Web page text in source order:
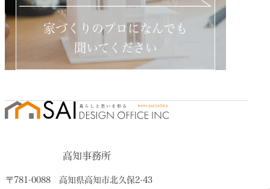
家づくりのプロになんでも
聞いてください
高知事務所
〒781-0088 高知県高知市北久保2-43